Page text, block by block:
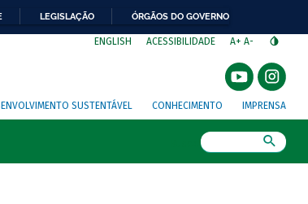
LEGISLAÇÃO ÓRGÃOS DO GOVERNO
ENGLISH ACESSIBILIDADE A+ A-
SUSTENTÁVEL CONHECIMENTO IMPRENSA